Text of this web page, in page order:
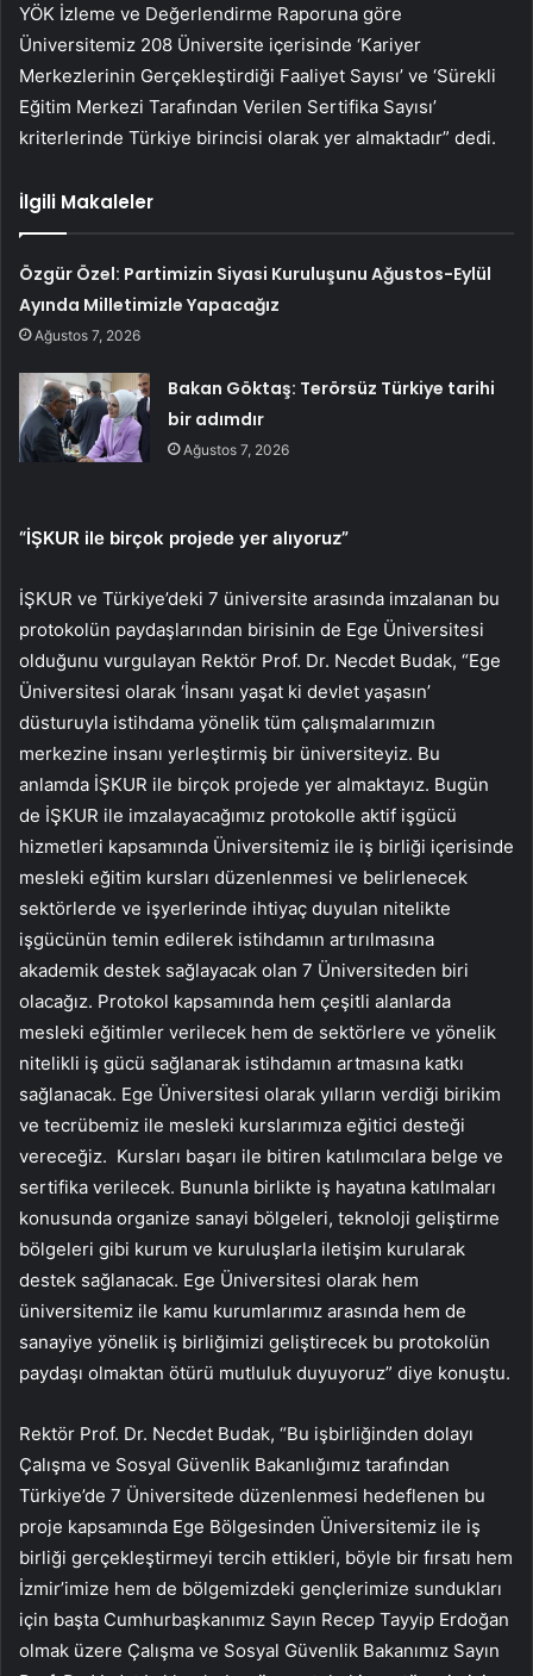
YÖK İzleme ve Değerlendirme Raporuna göre
Üniversitemiz 208 Üniversite içerisinde ‘Kariyer
Merkezlerinin Gerçekleştirdiği Faaliyet Sayısı’ ve ‘Sürekli
Eğitim Merkezi Tarafından Verilen Sertifika Sayısı’
kriterlerinde Türkiye birincisi olarak yer almaktadır” dedi.
İlgili Makaleler
Özgür Özel: Partimizin Siyasi Kuruluşunu Ağustos-Eylül
Ayında Milletimizle Yapacağız
Ağustos 7, 2026
Bakan Göktaş: Terörsüz Türkiye tarihi
bir adımdır
Ağustos 7, 2026
“İŞKUR ile birçok projede yer alıyoruz”
İŞKUR ve Türkiye’deki 7 üniversite arasında imzalanan bu
protokolün paydaşlarından birisinin de Ege Üniversitesi
olduğunu vurgulayan Rektör Prof. Dr. Necdet Budak, “Ege
Üniversitesi olarak ‘İnsanı yaşat ki devlet yaşasın’
düsturuyla istihdama yönelik tüm çalışmalarımızın
merkezine insanı yerleştirmiş bir üniversiteyiz. Bu
anlamda İŞKUR ile birçok projede yer almaktayız. Bugün
de İŞKUR ile imzalayacağımız protokolle aktif işgücü
hizmetleri kapsamında Üniversitemiz ile iş birliği içerisinde
mesleki eğitim kursları düzenlenmesi ve belirlenecek
sektörlerde ve işyerlerinde ihtiyaç duyulan nitelikte
işgücünün temin edilerek istihdamın artırılmasına
akademik destek sağlayacak olan 7 Üniversiteden biri
olacağız. Protokol kapsamında hem çeşitli alanlarda
mesleki eğitimler verilecek hem de sektörlere ve yönelik
nitelikli iş gücü sağlanarak istihdamın artmasına katkı
sağlanacak. Ege Üniversitesi olarak yılların verdiği birikim
ve tecrübemiz ile mesleki kurslarımıza eğitici desteği
vereceğiz. Kursları başarı ile bitiren katılımcılara belge ve
sertifika verilecek. Bununla birlikte iş hayatına katılmaları
konusunda organize sanayi bölgeleri, teknoloji geliştirme
bölgeleri gibi kurum ve kuruluşlarla iletişim kurularak
destek sağlanacak. Ege Üniversitesi olarak hem
üniversitemiz ile kamu kurumlarımız arasında hem de
sanayiye yönelik iş birliğimizi geliştirecek bu protokolün
paydaşı olmaktan ötürü mutluluk duyuyoruz” diye konuştu.
Rektör Prof. Dr. Necdet Budak, “Bu işbirliğinden dolayı
Çalışma ve Sosyal Güvenlik Bakanlığımız tarafından
Türkiye’de 7 Üniversitede düzenlenmesi hedeflenen bu
proje kapsamında Ege Bölgesinden Üniversitemiz ile iş
birliği gerçekleştirmeyi tercih ettikleri, böyle bir fırsatı hem
İzmir’imize hem de bölgemizdeki gençlerimize sundukları
için başta Cumhurbaşkanımız Sayın Recep Tayyip Erdoğan
olmak üzere Çalışma ve Sosyal Güvenlik Bakanımız Sayın